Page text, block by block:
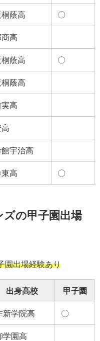
桐蔭高 〇
商高
桐蔭高 〇
桐蔭高
高
館宇治高
高 〇
ズの甲子園出場
園出場経験あり
出身高校 甲子園
新学院高 〇
学園高